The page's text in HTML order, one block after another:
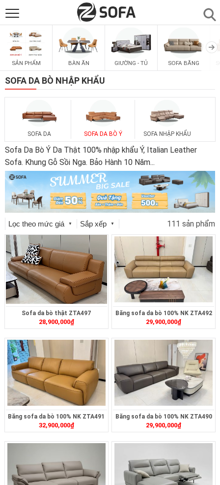
SẢN PHẨM
SOFAS
PHÒNG ĂN
PHÒNG KHÁCH
LIÊN HỆ
SẢN PHẨM BÀN ĂN GIƯỜNG - TỦ SOFA BĂNG
SOFA DA BÒ NHẬP KHẨU
SOFA DA SOFA DA BÒ Ý SOFA NHẬP KHẨU
Sofa Da Bò Ý Da Thật 100% nhập khẩu Ý, Italian Leather
Sofa. Khung Gỗ Sồi Nga. Bảo Hành 10 Năm...
Lọc theo mức giá ▼ Sắp xếp ▼ 111 sản phẩm
Sofa da bò thật ZTA497
28,900,000₫
Băng sofa da bò 100% NK ZTA492
29,900,000₫
Băng sofa da bò 100% NK ZTA491
32,900,000₫
Băng sofa da bò 100% NK ZTA490
29,900,000₫